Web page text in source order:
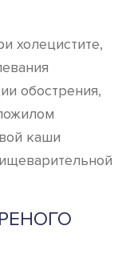
холецистите,
обострения,
каши